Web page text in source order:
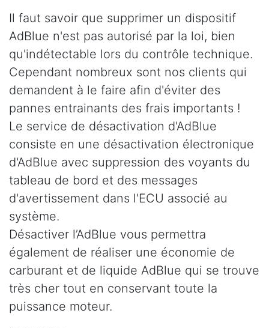
Il faut savoir que supprimer un dispositif
AdBlue n'est pas autorisé par la loi, bien
qu'indétectable lors du contrôle technique.
Cependant nombreux sont nos clients qui
demandent à le faire afin d'éviter des
pannes entrainants des frais importants !
Le service de désactivation d'AdBlue
consiste en une désactivation électronique
d'AdBlue avec suppression des voyants du
tableau de bord et des messages
d'avertissement dans l'ECU associé au
système.
Désactiver l’AdBlue vous permettra
également de réaliser une économie de
carburant et de liquide AdBlue qui se trouve
très cher tout en conservant toute la
puissance moteur.